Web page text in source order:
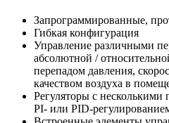
Запрограммированные,
Гибкая конфигурация
Управление различными
абсолютной /
перепадом давления,
качеством воздуха в
Регуляторы с несколькими
PI- или PID-